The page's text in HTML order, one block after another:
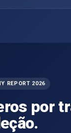
REPORT 2026
por